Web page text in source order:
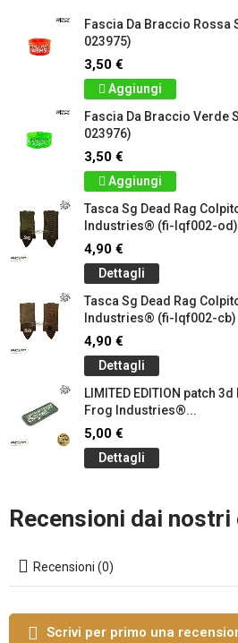
Fascia Da Braccio Rossa
023975)
3,50 €
Aggiungi
Fascia Da Braccio Verde
023976)
3,50 €
Aggiungi
Tasca Sg Dead Rag
Industries® (fi-lqf002-od)
4,90 €
Dettagli
Tasca Sg Dead Rag
Industries® (fi-lqf002-cb)
4,90 €
Dettagli
LIMITED EDITION patch
Frog Industries®...
5,00 €
Dettagli
Recensioni dai
Recensioni (0)
Scrivi per primo una